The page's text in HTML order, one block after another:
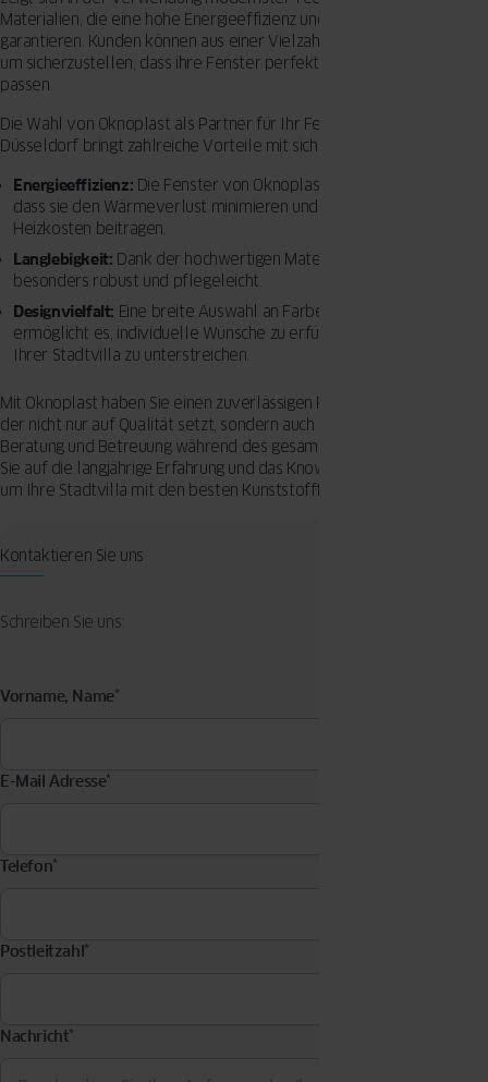
Materialien, die eine hohe Energieeffizienz und Langlebigkeit
garantieren. Kunden können aus einer Vielzahl von Designs wählen,
um sicherzustellen, dass ihre Fenster perfekt zum Stil ihrer Stadtvilla
passen.
Die Wahl von Oknoplast als Partner für Ihr Fensterprojekt in
Düsseldorf bringt zahlreiche Vorteile mit sich:
Energieeffizienz: Die Fenster von Oknoplast sind so konzipiert,
dass sie den Wärmeverlust minimieren und somit zur Senkung der
Heizkosten beitragen.
Langlebigkeit: Dank der hochwertigen Materialien sind die Fenster
besonders robust und pflegeleicht.
Designvielfalt: Eine breite Auswahl an Farben und Formen
ermöglicht es, individuelle Wünsche zu erfüllen und die Ästhetik
Ihrer Stadtvilla zu unterstreichen.
Mit Oknoplast haben Sie einen zuverlässigen Partner an Ihrer Seite,
der nicht nur auf Qualität setzt, sondern auch auf eine umfassende
Beratung und Betreuung während des gesamten Projekts. Vertrauen
Sie auf die langjährige Erfahrung und das Know-how von Oknoplast,
um Ihre Stadtvilla mit den besten Kunststofffenstern auszustatten.
Kontaktieren Sie uns
Schreiben Sie uns:
Vorname, Name*
E-Mail Adresse*
Telefon*
Postleitzahl*
Nachricht*